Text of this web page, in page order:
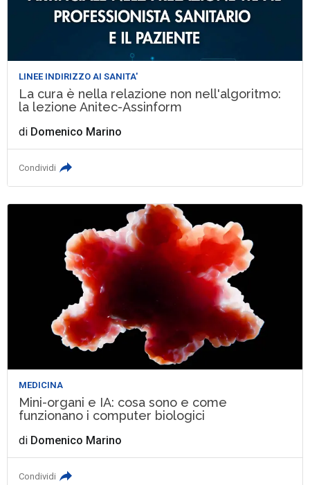
LINEE INDIRIZZO AI SANITA'
La cura è nella relazione non nell'algoritmo:
la lezione Anitec-Assinform
di Domenico Marino
Condividi
MEDICINA
Mini-organi e IA: cosa sono e come
funzionano i computer biologici
di Domenico Marino
Condividi